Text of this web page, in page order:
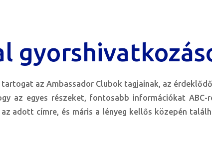
az Ambassador Clubok tagjainak, az
az egyes részeket, fontosabb információkat ABC-
adott címre, és máris a lényeg kellős közepén